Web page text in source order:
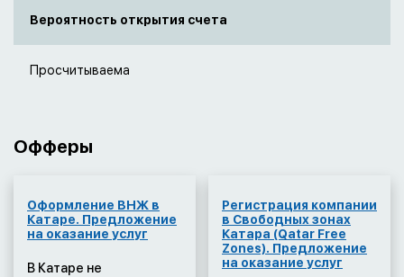
Вероятность открытия счета
Просчитываема
Офферы
Оформление ВНЖ в
Катаре. Предложение
на оказание услуг
В Катаре не
Регистрация компании
в Свободных зонах
Катара (Qatar Free
Zones). Предложение
на оказание услуг